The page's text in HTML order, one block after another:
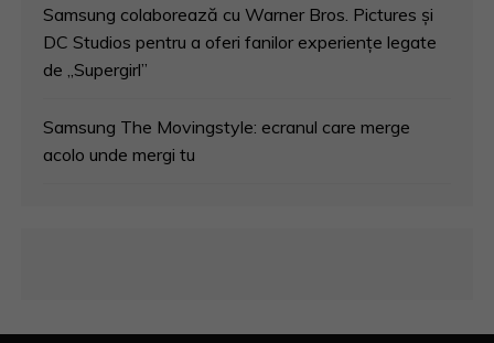
Samsung colaborează cu Warner Bros. Pictures și
DC Studios pentru a oferi fanilor experiențe legate
de „Supergirl”
Samsung The Movingstyle: ecranul care merge
acolo unde mergi tu